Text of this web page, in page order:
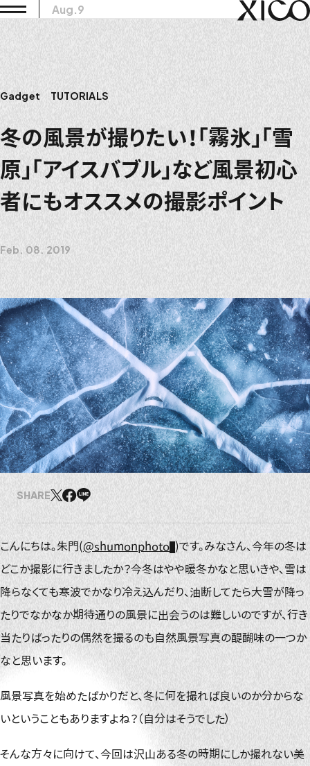
Aug.9
Gadget TUTORIALS
冬の風景が撮りたい！「霧氷」「雪
原」「アイスバブル」など風景初心
者にもオススメの撮影ポイント
Feb. 08. 2019
SHARE
こんにちは。朱門(@shumonphoto )です。みなさん、今年の冬は
どこか撮影に行きましたか？今冬はやや暖冬かなと思いきや、雪は
降らなくても寒波でかなり冷え込んだり、油断してたら大雪が降っ
たりでなかなか期待通りの風景に出会うのは難しいのですが、行き
当たりばったりの偶然を撮るのも自然風景写真の醍醐味の一つか
なと思います。
風景写真を始めたばかりだと、冬に何を撮れば良いのか分からな
いということもありますよね？（自分はそうでした）
そんな方々に向けて、今回は沢山ある冬の時期にしか撮れない美